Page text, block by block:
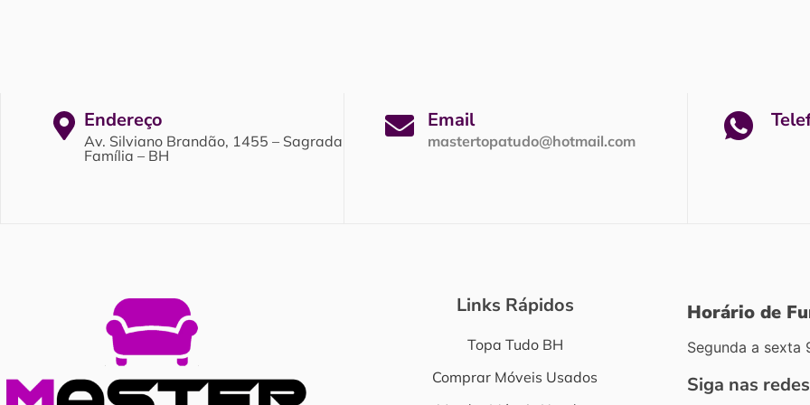
Endereço
Av. Silviano Brandão, 1455 – Sagrada
Família – BH
Email
mastertopatudo@hotmail.com
Links Rápidos
Topa Tudo BH
Comprar Móveis Usados
Horário de
Segunda a sexta
Siga nas